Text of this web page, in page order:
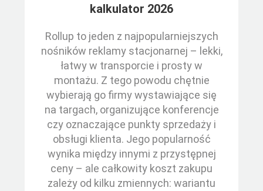
kalkulator 2026
Rollup to jeden z najpopularniejszych
nośników reklamy stacjonarnej – lekki,
łatwy w transporcie i prosty w
montażu. Z tego powodu chętnie
wybierają go firmy wystawiające się
na targach, organizujące konferencje
czy oznaczające punkty sprzedaży i
obsługi klienta. Jego popularność
wynika między innymi z przystępnej
ceny – ale całkowity koszt zakupu
zależy od kilku zmiennych: wariantu